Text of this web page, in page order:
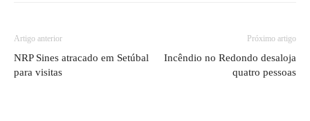
Artigo anterior
NRP Sines atracado em Setúbal
para visitas
Próximo artigo
Incêndio no Redondo desaloja
quatro pessoas